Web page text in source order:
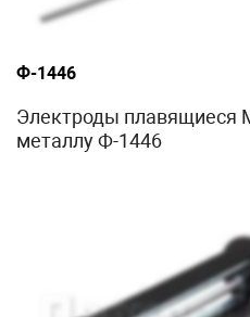
Ф-1446
Электроды плавящиеся
металлу Ф-1446